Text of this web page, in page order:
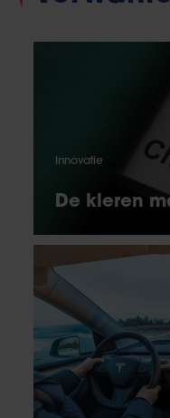
Innovatie
De kleren